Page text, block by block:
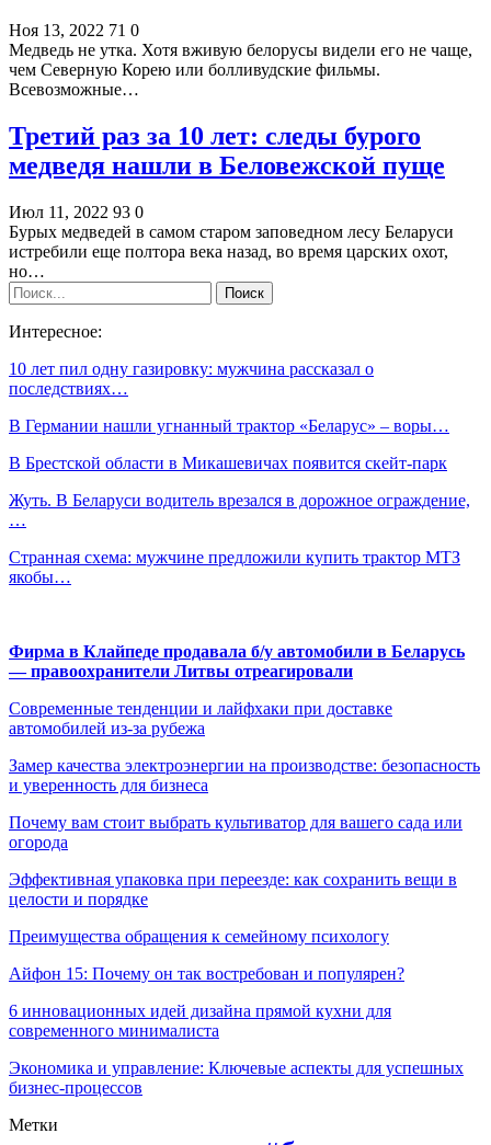
Ноя 13, 2022 71 0
Медведь не утка. Хотя вживую белорусы видели его не чаще,
чем Северную Корею или болливудские фильмы.
Всевозможные…
Третий раз за 10 лет: следы бурого
медведя нашли в Беловежской пуще
Июл 11, 2022 93 0
Бурых медведей в самом старом заповедном лесу Беларуси
истребили еще полтора века назад, во время царских охот,
но…
Интересное:
10 лет пил одну газировку: мужчина рассказал о
последствиях…
В Германии нашли угнанный трактор «Беларус» – воры…
В Брестской области в Микашевичах появится скейт-парк
Жуть. В Беларуси водитель врезался в дорожное ограждение,
…
Странная схема: мужчине предложили купить трактор МТЗ
якобы…
Фирма в Клайпеде продавала б/у автомобили в Беларусь
— правоохранители Литвы отреагировали
Современные тенденции и лайфхаки при доставке
автомобилей из-за рубежа
Замер качества электроэнергии на производстве: безопасность
и уверенность для бизнеса
Почему вам стоит выбрать культиватор для вашего сада или
огорода
Эффективная упаковка при переезде: как сохранить вещи в
целости и порядке
Преимущества обращения к семейному психологу
Айфон 15: Почему он так востребован и популярен?
6 инновационных идей дизайна прямой кухни для
современного минималиста
Экономика и управление: Ключевые аспекты для успешных
бизнес-процессов
Метки